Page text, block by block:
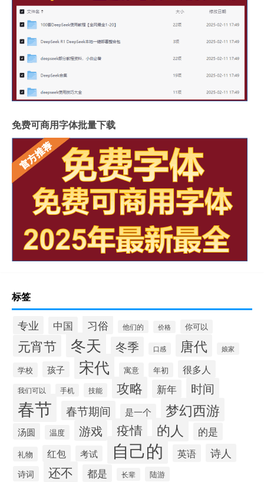
免费可商用字体批量下载
标签
专业 中国 习俗 他们的 价格 你可以
元宵节 冬天 冬季 口感 唐代 娘家
学校 孩子 宋代 寓意 年初 很多人
我们可以 手机 技能 攻略 新年 时间
春节 春节期间 是一个 梦幻西游
汤圆 温度 游戏 疫情 的人 的是
礼物 红包 考试 自己的 英语 诗人
诗词 还不 都是 长辈 陆游